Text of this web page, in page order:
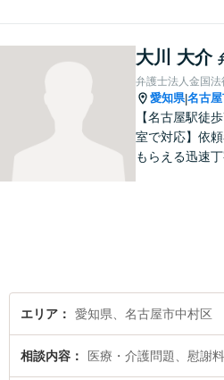
します。法律問
方はお気軽にご
い。
大川 大介
弁護士法人金国法
愛知県|名古
【名古屋駅徒
室で対応】依
もらえる迅速丁
エリア 愛知県、名古屋市中村区
相談内容 医療・介護問題、慰謝